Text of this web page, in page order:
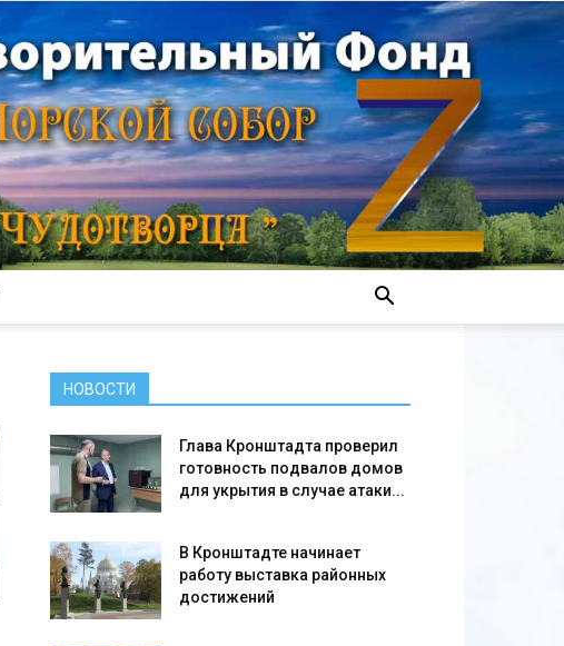
НОВОСТИ
Глава Кронштадта проверил
готовность подвалов домов
для укрытия в случае атаки...
В Кронштадте начинает
работу выставка районных
достижений